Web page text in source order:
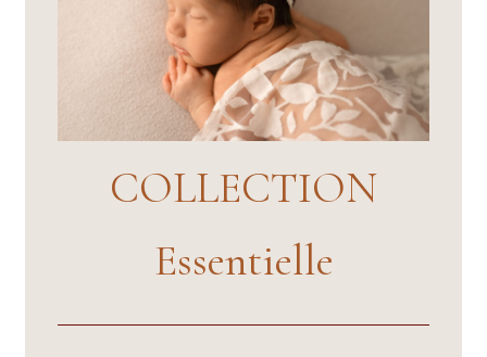
COLLECTION
Essentielle